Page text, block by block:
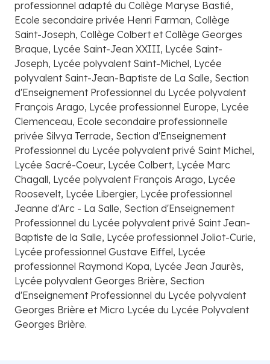
professionnel adapté du Collège Maryse Bastié,
Ecole secondaire privée Henri Farman, Collège
Saint-Joseph, Collège Colbert et Collège Georges
Braque, Lycée Saint-Jean XXIII, Lycée Saint-
Joseph, Lycée polyvalent Saint-Michel, Lycée
polyvalent Saint-Jean-Baptiste de La Salle, Section
d'Enseignement Professionnel du Lycée polyvalent
François Arago, Lycée professionnel Europe, Lycée
Clemenceau, Ecole secondaire professionnelle
privée Silvya Terrade, Section d'Enseignement
Professionnel du Lycée polyvalent privé Saint Michel,
Lycée Sacré-Coeur, Lycée Colbert, Lycée Marc
Chagall, Lycée polyvalent François Arago, Lycée
Roosevelt, Lycée Libergier, Lycée professionnel
Jeanne d'Arc - La Salle, Section d'Enseignement
Professionnel du Lycée polyvalent privé Saint Jean-
Baptiste de la Salle, Lycée professionnel Joliot-Curie,
Lycée professionnel Gustave Eiffel, Lycée
professionnel Raymond Kopa, Lycée Jean Jaurès,
Lycée polyvalent Georges Brière, Section
d'Enseignement Professionnel du Lycée polyvalent
Georges Brière et Micro Lycée du Lycée Polyvalent
Georges Brière.